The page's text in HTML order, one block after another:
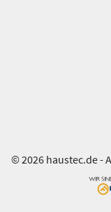
© 2026 haustec.de -